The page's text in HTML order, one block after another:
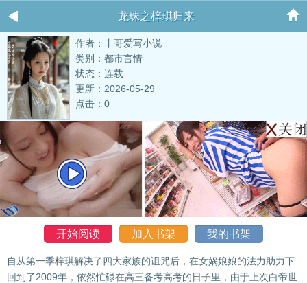
龙珠之梓琪归来
作者：丰哥爱写小说
类别：都市言情
状态：连载
更新：2026-05-29
点击：0
开始阅读 加入书架 我的书架
自从第一季梓琪解决了四大家族的诅咒后，在女娲娘娘的法力助力下
回到了2009年，依然忙碌在高三备考高考的日子里，由于上次白帝世